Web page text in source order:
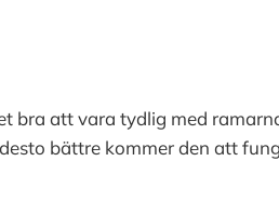
bra att vara tydlig med
bättre kommer den att